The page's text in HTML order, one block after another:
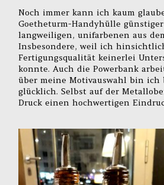
Noch immer kann ich kaum
Goetheturm-Handyhülle
langweiligen, unifarbenen aus
Insbesondere, weil ich
Fertigungsqualität keinerlei
konnte. Auch die Powerbank
über meine Motivauswahl bin ich
glücklich. Selbst auf der
Druck einen hochwertigen